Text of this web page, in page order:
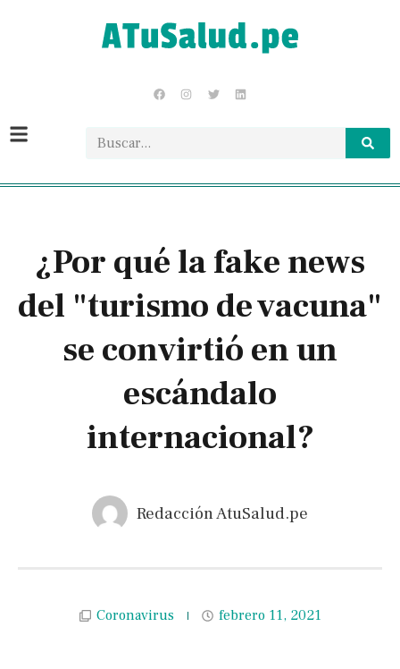
¿Por qué la fake news
del "turismo de vacuna"
se convirtió en un
escándalo
internacional?
Redacción AtuSalud.pe
Coronavirus febrero 11, 2021